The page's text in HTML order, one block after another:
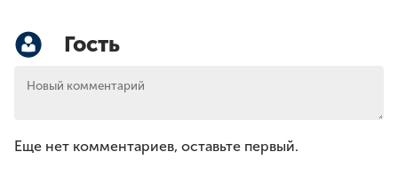
Гость
Еще нет комментариев, оставьте первый.